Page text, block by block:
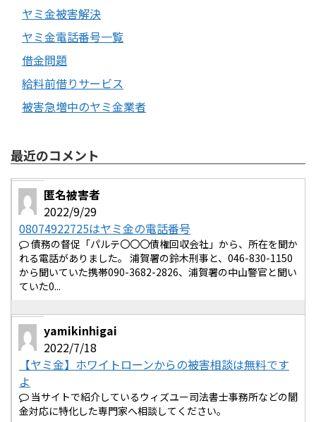
ヤミ金被害解決
ヤミ金電話番号一覧
借金問題
給料前借りサービス
被害急増中のヤミ金業者
最近のコメント
匿名被害者
2022/9/29
08074922725はヤミ金の電話番号
債務の督促「パルテ〇〇〇債権回収会社」から、所在を聞か
れる電話がありました。 浦賀署の鈴木刑事と、046-830-1150
から聞いていた携帯090-3682-2826、浦賀署の中山警官と聞い
ていた0...
yamikinhigai
2022/7/18
【ヤミ金】ホワイトローンからの被害相談は無料です
よ
当サイトで紹介しているウィズユー司法書士事務所などの闇
金対応に特化した専門家へ相談してください。